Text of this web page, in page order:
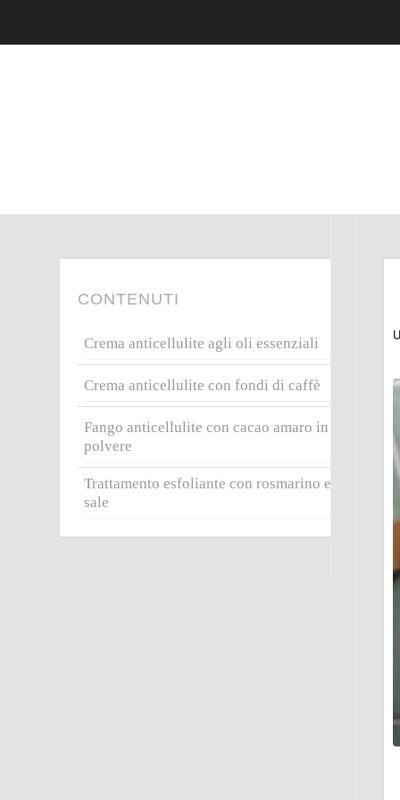
CONTENUTI
Crema anticellulite agli oli essenziali
Crema anticellulite con fondi di caffè
Fango anticellulite con cacao amaro in
polvere
Trattamento esfoliante con rosmarino e
sale